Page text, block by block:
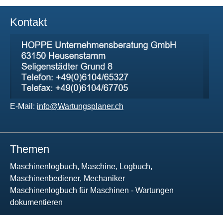
Kontakt
E-Mail: info@Wartungsplaner.ch
Themen
Maschinenlogbuch, Maschine, Logbuch,
Maschinenbediener, Mechaniker
Maschinenlogbuch für Maschinen - Wartungen
dokumentieren